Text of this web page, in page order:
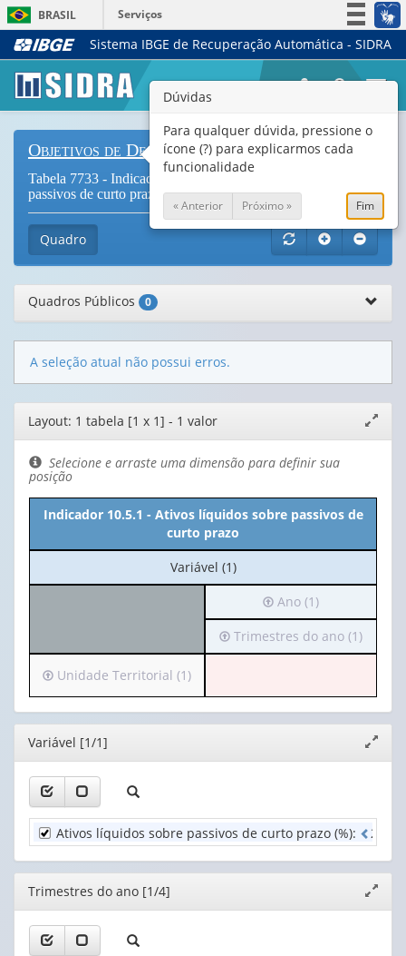
BRASIL
Serviços
Simplifique!
Legislação
Canais
Sistema IBGE de Recuperação Automática - SIDRA
Objetivos de Desenvolvimento Sustentável
Tabela 7733 - Indicador 10.5.1 - Ativos líquidos sobre
passivos de curto prazo
Quadro
Quadros Públicos 0
A seleção atual não possui erros.
Editor
de
layout
janela
Layout: 1 tabela [1 x 1] - 1 valor
Selecione e arraste uma dimensão para definir sua
posição
Indicador 10.5.1 - Ativos líquidos sobre passivos de
curto prazo
No
cabeçalho:
Variável (1)
Irá
para
o
cabeçalho
1
valor):
Ano
Ano (1)
Irá
para
(possui
apenas
valor):
do
ano
Trimestres do ano (1)
Irá
para
o
cabeçalho
(possui
apenas
1
valor):
Unidade
(1)
Unidade Territorial (1)
Editor
janela
Variável [1/1]
Ativos líquidos sobre passivos de curto prazo (%): 2
Editor
janela
Trimestres do ano [1/4]
Dúvidas
Para qualquer dúvida, pressione o
ícone (?) para explicarmos cada
funcionalidade
« Anterior Próximo » Fim